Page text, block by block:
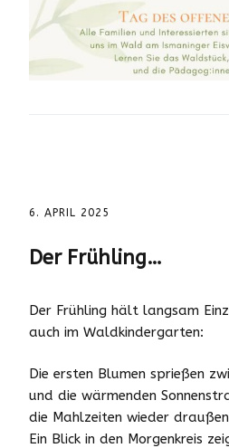
6. APRIL 2025
Der Frühling…
Der Frühling hält langsam
auch im Waldkindergarten:
Die ersten Blumen sprießen
und die wärmenden
die Mahlzeiten wieder
Ein Blick in den Morgenkreis